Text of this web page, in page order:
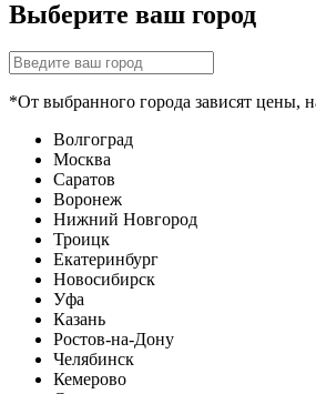
Выберите ваш город
*От выбранного города зависят цены,
Волгоград
Москва
Саратов
Воронеж
Нижний Новгород
Троицк
Екатеринбург
Новосибирск
Уфа
Казань
Ростов-на-Дону
Челябинск
Кемерово